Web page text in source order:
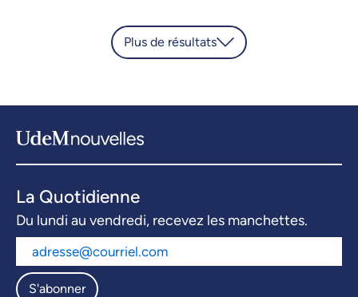
Plus de résultats
La Quotidienne
Du lundi au vendredi, recevez les manchettes.
S'abonner